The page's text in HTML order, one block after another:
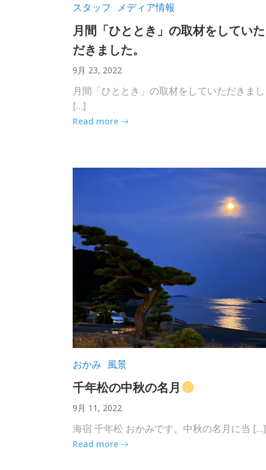
スタッフ メディア情報
月間「ひととき」の取材をしていた
だきました。
9月 23, 2022
月間「ひととき」の取材をしていただきまし
[…]
Read more
おかみ 風景
千年松の中秋の名月
9月 11, 2022
海宿 千年松 おかみです。中秋の名月に当 […]
Read more